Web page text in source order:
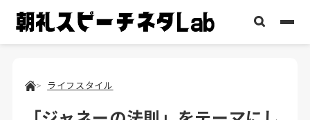
ライフスタイル